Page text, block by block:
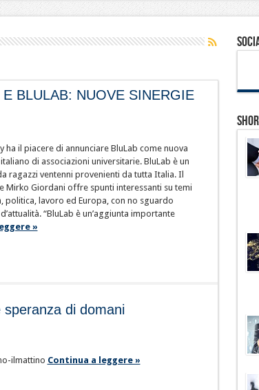
BLULAB: NUOVE SINERGIE
ha il piacere di annunciare BluLab come nuova
di associazioni universitarie. BluLab è un
ragazzi ventenni provenienti da tutta Italia. Il
Mirko Giordani offre spunti interessanti su temi
politica, lavoro ed Europa, con no sguardo
“BluLab è un’aggiunta importante
»
di domani
ilmattino Continua a leggere »